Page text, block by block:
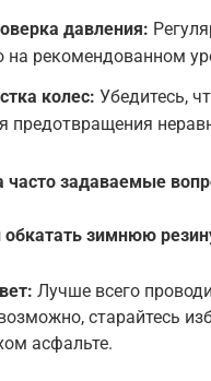
давления:
на рекомендованном
колес: Убедитесь,
предотвращения
часто задаваемые
зимнюю
Лучше всего
старайтесь
асфальте.